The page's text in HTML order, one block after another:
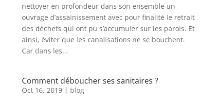
nettoyer en profondeur dans son ensemble un
ouvrage d’assainissement avec pour finalité le retrait
des déchets qui ont pu s’accumuler sur les parois. Et
ainsi, éviter que les canalisations ne se bouchent.
Car dans les...
Comment déboucher ses sanitaires ?
Oct 16, 2019| blog